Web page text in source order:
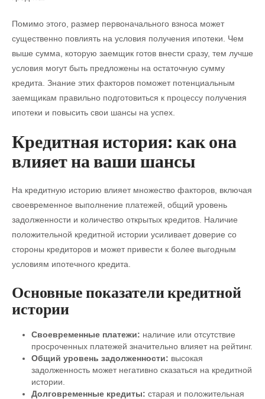
Помимо этого, размер первоначального взноса может
существенно повлиять на условия получения ипотеки. Чем
выше сумма, которую заемщик готов внести сразу, тем лучше
условия могут быть предложены на остаточную сумму
кредита. Знание этих факторов поможет потенциальным
заемщикам правильно подготовиться к процессу получения
ипотеки и повысить свои шансы на успех.
Кредитная история: как она
влияет на ваши шансы
На кредитную историю влияет множество факторов, включая
своевременное выполнение платежей, общий уровень
задолженности и количество открытых кредитов. Наличие
положительной кредитной истории усиливает доверие со
стороны кредиторов и может привести к более выгодным
условиям ипотечного кредита.
Основные показатели кредитной
истории
Своевременные платежи: наличие или отсутствие
просроченных платежей значительно влияет на рейтинг.
Общий уровень задолженности: высокая
задолженность может негативно сказаться на кредитной
истории.
Долговременные кредиты: старая и положительная